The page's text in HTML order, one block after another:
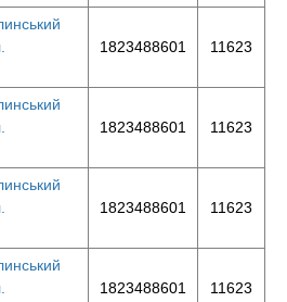
1823488601 11623
1823488601 11623
1823488601 11623
1823488601 11623